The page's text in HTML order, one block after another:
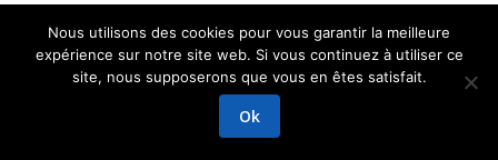
Nous utilisons des cookies pour vous garantir la meilleure
expérience sur notre site web. Si vous continuez à utiliser ce
site, nous supposerons que vous en êtes satisfait.
Ok